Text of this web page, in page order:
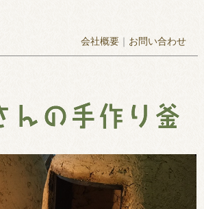
会社概要｜ お問い合わせ